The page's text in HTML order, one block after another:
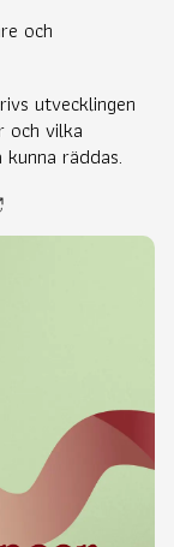
och
utvecklingen
och vilka
räddas.